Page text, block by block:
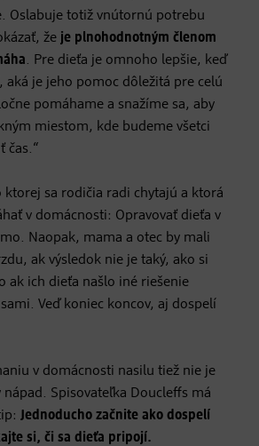
Oslabuje totiž vnútornú potrebu
že je plnohodnotným členom
. Pre dieťa je omnoho lepšie, keď
aká je jeho pomoc dôležitá pre celú
pomáhame a snažíme sa, aby
miestom, kde budeme všetci
čas.“
ktorej sa rodičia radi chytajú a ktorá
v domácnosti: Opravovať dieťa v
Naopak, mama a otec by mali
ak výsledok nie je taký, ako si
ak ich dieťa našlo iné riešenie
Veď koniec koncov, aj dospelí
v domácnosti nasilu tiež nie je
Spisovateľka Doucleffs má
Jednoducho začnite ako dospelí
si, či sa dieťa pripojí.